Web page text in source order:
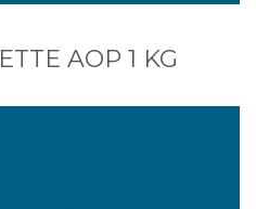
AOP 1 KG